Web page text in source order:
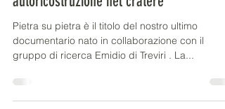
27 mag 2024
Tempo di lettura: 1 min
Pietra su pietra - resistenze e
autoricostruzione nel cratere
Pietra su pietra è il titolo del nostro ultimo